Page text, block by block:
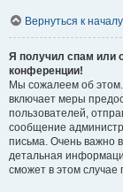
Вернуться к началу
Я получил спам или
конференции!
Мы сожалеем об
включает меры
пользователей,
сообщение
письма. Очень важно
детальная
сможет в этом